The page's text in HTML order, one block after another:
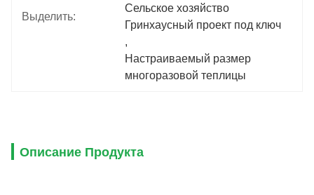
Выделить:
Сельское хозяйство
Гринхаусный проект под ключ
,
Настраиваемый размер
многоразовой теплицы
Описание Продукта